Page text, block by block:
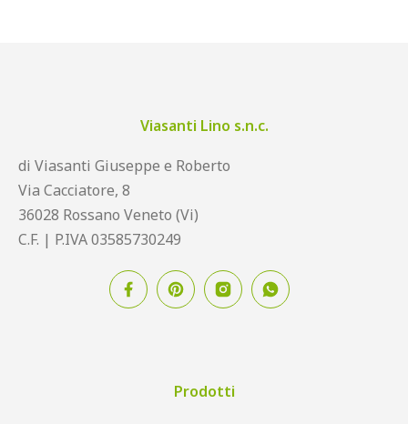
Viasanti Lino s.n.c.
di Viasanti Giuseppe e Roberto
Via Cacciatore, 8
36028 Rossano Veneto (Vi)
C.F. | P.IVA 03585730249
Prodotti